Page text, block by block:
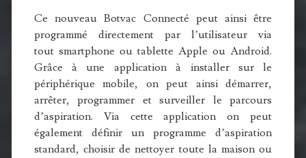
Ce nouveau Botvac Connecté peut ainsi être
programmé directement par l’utilisateur via
tout smartphone ou tablette Apple ou Android.
Grâce à une application à installer sur le
périphérique mobile, on peut ainsi démarrer,
arrêter, programmer et surveiller le parcours
d’aspiration. Via cette application on peut
également définir un programme d’aspiration
standard, choisir de nettoyer toute la maison ou